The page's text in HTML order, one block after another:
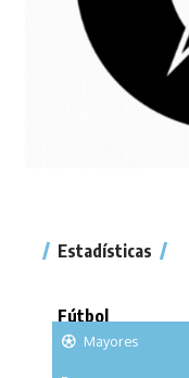
Estadísticas
Fútbol
Mayores